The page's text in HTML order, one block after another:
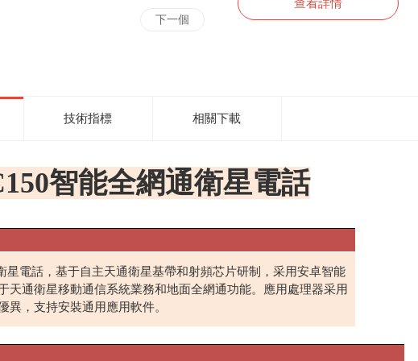
下一個
查看詳情
技術指標 相關下載
智能全網通衛星電話
星電話，基于自主天通衛星基帶和射頻芯片研制，采用安卓智能
天通衛星移動通信系統業務和地面全網通功能。應用處理器采用
異，支持安裝通用應用軟件。